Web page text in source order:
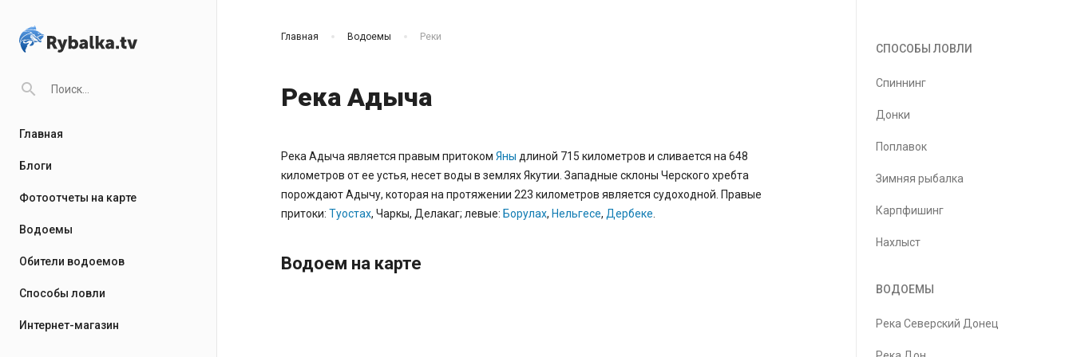
search
Главная
Блоги
Фотоотчеты на карте
Водоемы
Обители водоемов
Способы ловли
Интернет-магазин
Главная Водоемы Реки
Река Адыча
Река Адыча является правым притоком Яны длиной 715 километров и сливается на 648
километров от ее устья, несет воды в землях Якутии. Западные склоны Черского хребта
порождают Адычу, которая на протяжении 223 километров является судоходной. Правые
притоки: Туостах, Чаркы, Делакаг; левые: Борулах, Нельгесе, Дербеке
Водоем на карте
СПОСОБЫ ЛОВЛИ
Спиннинг
Донки
Поплавок
Зимняя рыбалка
Карпфишинг
Нахлыст
ВОДОЕМЫ
Река Северский Донец